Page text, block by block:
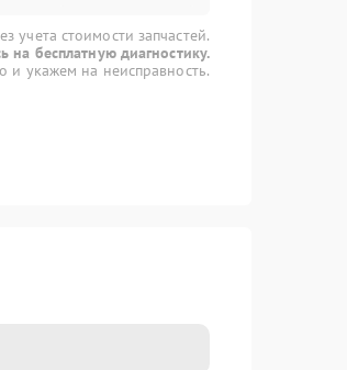
учета стоимости запчастей.
на бесплатную диагностику.
и укажем на неисправность.